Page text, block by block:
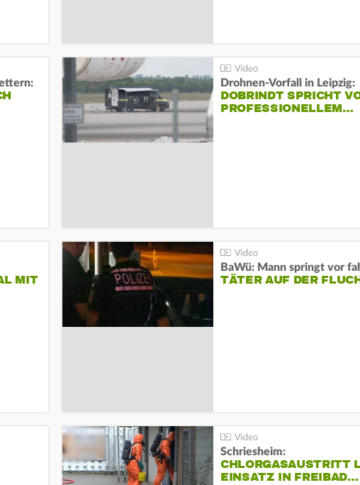
Drohnen-Vorfall in Leipzig:
DOBRINDT SPRICHT
PROFESSIONELLEM…
MIT
TÄTER AUF DER
Schriesheim:
CHLORGASAUSTRITT
EINSATZ IN FREIBAD…